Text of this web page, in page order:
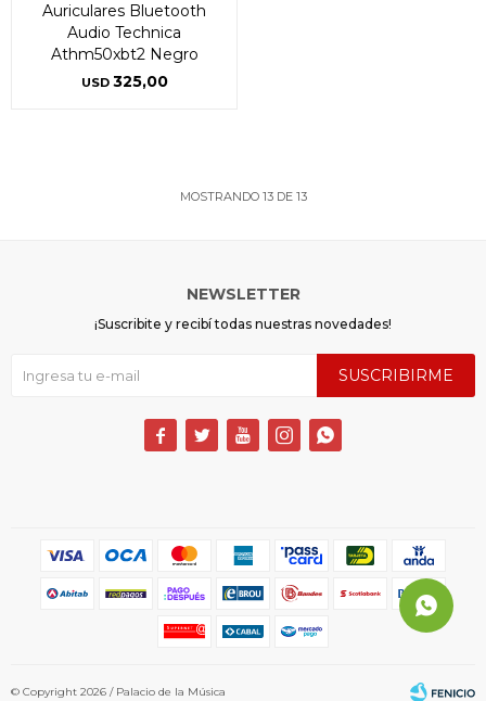
Auriculares Bluetooth
Audio Technica
Athm50xbt2 Negro
USD 325,00
MOSTRANDO 13DE 13
NEWSLETTER
¡Suscribite y recibí todas nuestras novedades!
SUSCRIBIRME
    
© Copyright 2026 / Palacio de la Música